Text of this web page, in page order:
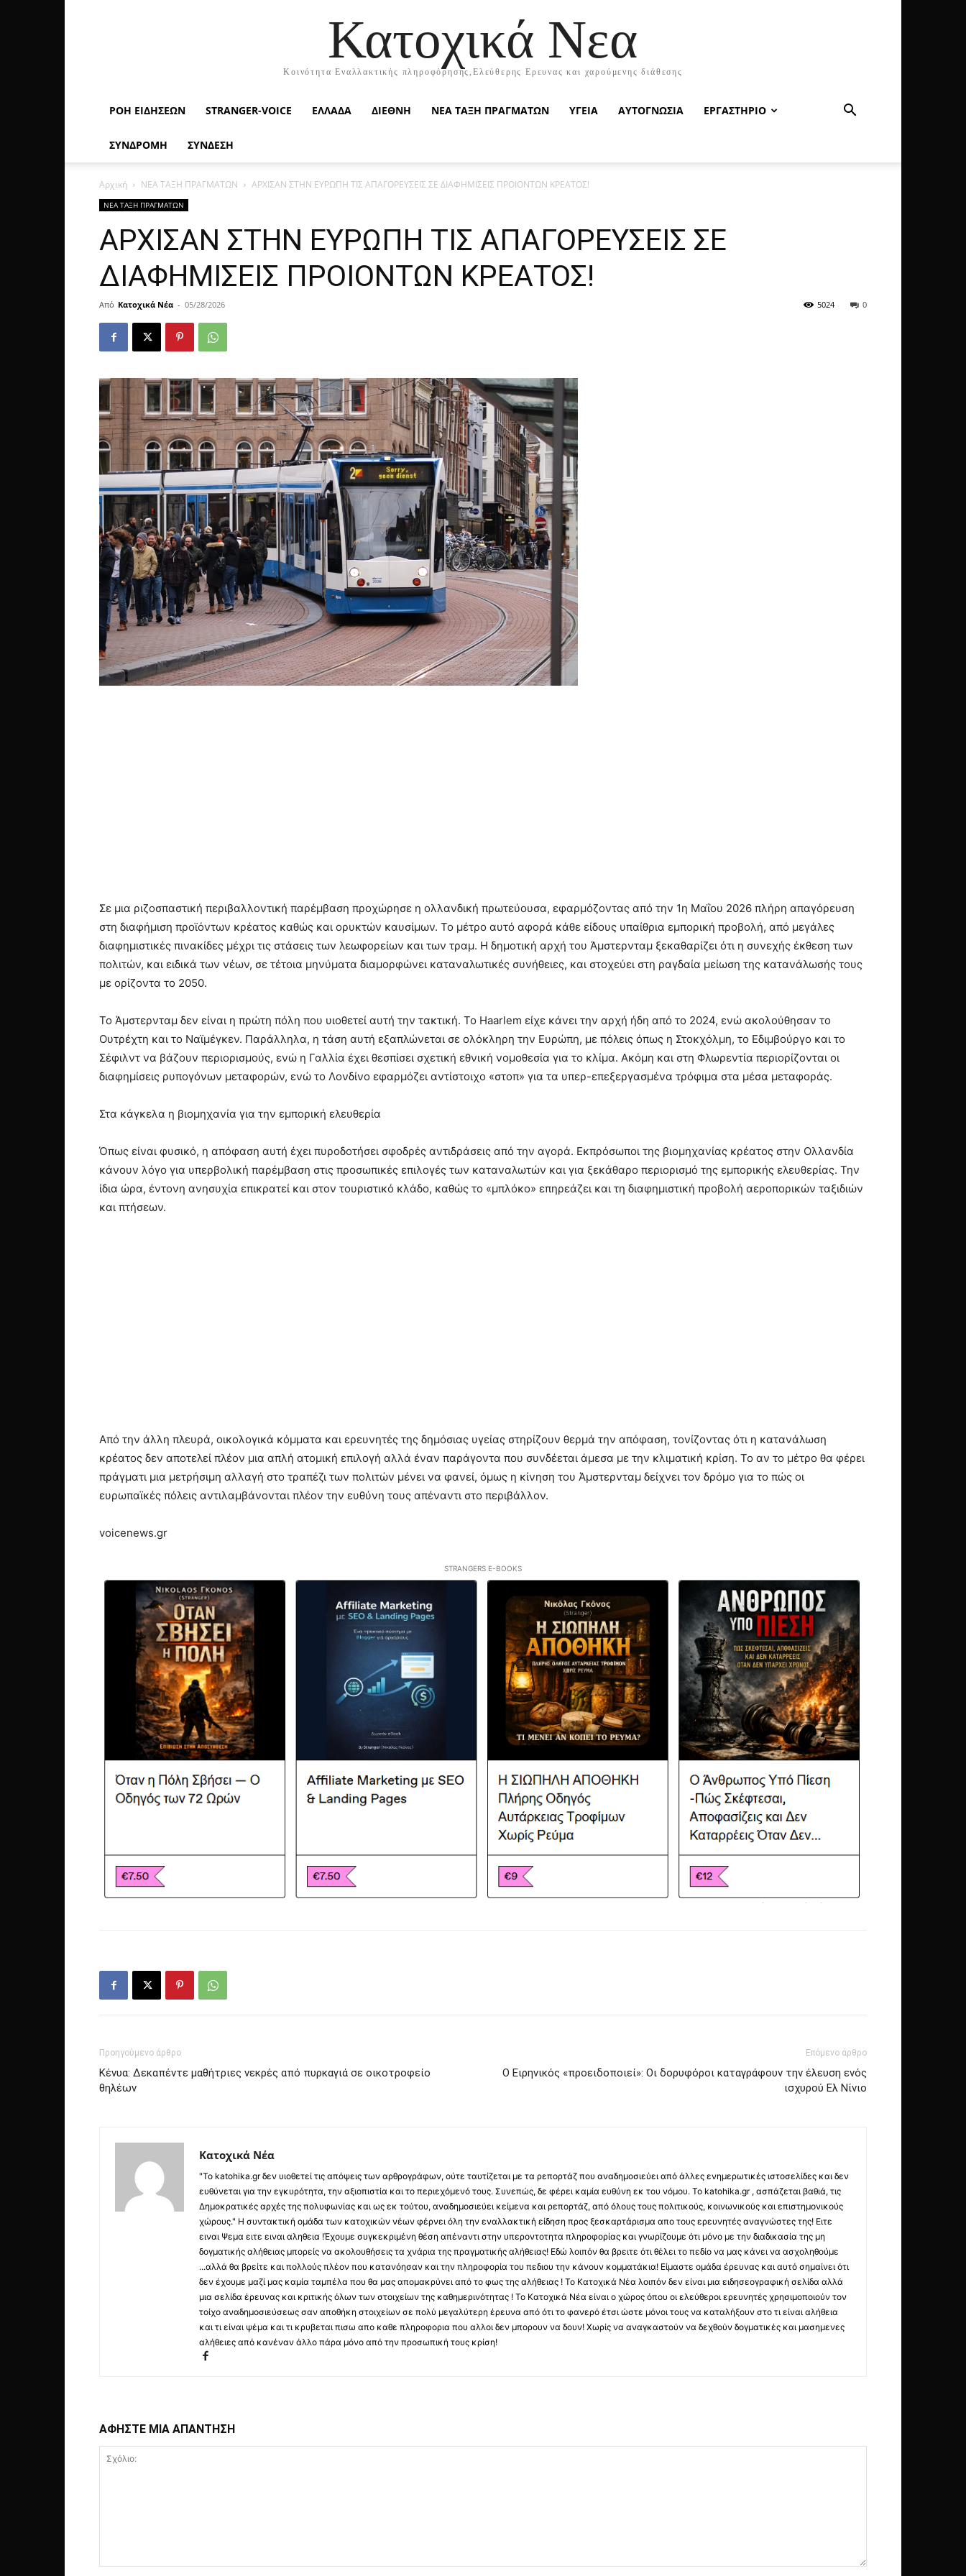
Κατοχικά Νεα
Κοινότητα Εναλλακτικής πληροφόρησης,Ελεύθερης Ερευνας και χαρούμενης διάθεσης
ΡΟΉ ΕΙΔΉΣΕΩΝ STRANGER-VOICE ΕΛΛΑΔΑ ΔΙΕΘΝΗ ΝΕΑ ΤΑΞΗ ΠΡΑΓΜΑΤΩΝ ΥΓΕΙΑ ΑΥΤΟΓΝΩΣΙΑ ΕΡΓΑΣΤΗΡΙΟ
ΣΥΝΔΡΟΜΗ ΣΥΝΔΕΣΗ
Αρχική ΝΕΑ ΤΑΞΗ ΠΡΑΓΜΑΤΩΝ ΑΡΧΙΣΑΝ ΣΤΗΝ ΕΥΡΩΠΗ ΤΙΣ ΑΠΑΓΟΡΕΥΣΕΙΣ ΣΕ ΔΙΑΦΗΜΙΣΕΙΣ ΠΡΟΙΟΝΤΩΝ ΚΡΕΑΤΟΣ!
ΝΕΑ ΤΑΞΗ ΠΡΑΓΜΑΤΩΝ
ΑΡΧΙΣΑΝ ΣΤΗΝ ΕΥΡΩΠΗ ΤΙΣ ΑΠΑΓΟΡΕΥΣΕΙΣ ΣΕ
ΔΙΑΦΗΜΙΣΕΙΣ ΠΡΟΙΟΝΤΩΝ ΚΡΕΑΤΟΣ!
Από Κατοχικά Νέα - 05/28/2026 0
5024
Σε μια ριζοσπαστική περιβαλλοντική παρέμβαση προχώρησε η ολλανδική πρωτεύουσα, εφαρμόζοντας από την 1η Μαΐου 2026 πλήρη απαγόρευση
στη διαφήμιση προϊόντων κρέατος καθώς και ορυκτών καυσίμων. Το μέτρο αυτό αφορά κάθε είδους υπαίθρια εμπορική προβολή, από μεγάλες
διαφημιστικές πινακίδες μέχρι τις στάσεις των λεωφορείων και των τραμ. Η δημοτική αρχή του Άμστερνταμ ξεκαθαρίζει ότι η συνεχής έκθεση των
πολιτών, και ειδικά των νέων, σε τέτοια μηνύματα διαμορφώνει καταναλωτικές συνήθειες, και στοχεύει στη ραγδαία μείωση της κατανάλωσής τους
με ορίζοντα το 2050.
Το Άμστερνταμ δεν είναι η πρώτη πόλη που υιοθετεί αυτή την τακτική. Το Haarlem είχε κάνει την αρχή ήδη από το 2024, ενώ ακολούθησαν το
Ουτρέχτη και το Ναϊμέγκεν. Παράλληλα, η τάση αυτή εξαπλώνεται σε ολόκληρη την Ευρώπη, με πόλεις όπως η Στοκχόλμη, το Εδιμβούργο και το
Σέφιλντ να βάζουν περιορισμούς, ενώ η Γαλλία έχει θεσπίσει σχετική εθνική νομοθεσία για το κλίμα. Ακόμη και στη Φλωρεντία περιορίζονται οι
διαφημίσεις ρυπογόνων μεταφορών, ενώ το Λονδίνο εφαρμόζει αντίστοιχο «στοπ» για τα υπερ-επεξεργασμένα τρόφιμα στα μέσα μεταφοράς.
Στα κάγκελα η βιομηχανία για την εμπορική ελευθερία
Όπως είναι φυσικό, η απόφαση αυτή έχει πυροδοτήσει σφοδρές αντιδράσεις από την αγορά. Εκπρόσωποι της βιομηχανίας κρέατος στην Ολλανδία
κάνουν λόγο για υπερβολική παρέμβαση στις προσωπικές επιλογές των καταναλωτών και για ξεκάθαρο περιορισμό της εμπορικής ελευθερίας. Την
ίδια ώρα, έντονη ανησυχία επικρατεί και στον τουριστικό κλάδο, καθώς το «μπλόκο» επηρεάζει και τη διαφημιστική προβολή αεροπορικών ταξιδιών
και πτήσεων.
Από την άλλη πλευρά, οικολογικά κόμματα και ερευνητές της δημόσιας υγείας στηρίζουν θερμά την απόφαση, τονίζοντας ότι η κατανάλωση
κρέατος δεν αποτελεί πλέον μια απλή ατομική επιλογή αλλά έναν παράγοντα που συνδέεται άμεσα με την κλιματική κρίση. Το αν το μέτρο θα φέρει
πράγματι μια μετρήσιμη αλλαγή στο τραπέζι των πολιτών μένει να φανεί, όμως η κίνηση του Άμστερνταμ δείχνει τον δρόμο για το πώς οι
ευρωπαϊκές πόλεις αντιλαμβάνονται πλέον την ευθύνη τους απέναντι στο περιβάλλον.
voicenews.gr
STRANGERS E-BOOKS
Προηγούμενο άρθρο
Κένυα: Δεκαπέντε μαθήτριες νεκρές από πυρκαγιά σε οικοτροφείο
θηλέων
Επόμενο άρθρο
Ο Ειρηνικός «προειδοποιεί»: Οι δορυφόροι καταγράφουν την έλευση ενός
ισχυρού Ελ Νίνιο
Κατοχικά Νέα
"Το katohika.gr δεν υιοθετεί τις απόψεις των αρθρογράφων, ούτε ταυτίζεται με τα ρεπορτάζ που αναδημοσιεύει από άλλες ενημερωτικές ιστοσελίδες και δεν
ευθύνεται για την εγκυρότητα, την αξιοπιστία και το περιεχόμενό τους. Συνεπώς, δε φέρει καμία ευθύνη εκ του νόμου. Το katohika.gr , ασπάζεται βαθιά, τις
Δημοκρατικές αρχές της πολυφωνίας και ως εκ τούτου, αναδημοσιεύει κείμενα και ρεπορτάζ, από όλους τους πολιτικούς, κοινωνικούς και επιστημονικούς
χώρους." Η συντακτική ομάδα των κατοχικών νέων φέρνει όλη την εναλλακτική είδηση προς ξεσκαρτάρισμα απο τους ερευνητές αναγνώστες της! Ειτε
ειναι Ψεμα ειτε ειναι αληθεια !Έχουμε συγκεκριμένη θέση απέναντι στην υπεροντοτητα πληροφορίας και γνωρίζουμε ότι μόνο με την διαδικασία της μη
δογματικής αλήθειας μπορείς να ακολουθήσεις τα χνάρια της πραγματικής αλήθειας! Εδώ λοιπόν θα βρειτε ότι θέλει το πεδίο να μας κάνει να ασχοληθούμε
...αλλά θα βρείτε και πολλούς πλέον που κατανόησαν και την πληροφορία του πεδιου την κάνουν κομματάκια! Είμαστε ομάδα έρευνας και αυτό σημαίνει ότι
δεν έχουμε μαζί μας καμία ταμπέλα που θα μας απομακρύνει από το φως της αλήθειας ! Το Κατοχικά Νέα λοιπόν δεν είναι μια ειδησεογραφική σελίδα αλλά
μια σελίδα έρευνας και κριτικής όλων των στοιχείων της καθημερινότητας ! Το Κατοχικά Νέα είναι ο χώρος όπου οι ελεύθεροι ερευνητές χρησιμοποιούν τον
τοίχο αναδημοσιεύσεως σαν αποθήκη στοιχείων σε πολύ μεγαλύτερη έρευνα από ότι το φανερό έτσι ώστε μόνοι τους να καταλήξουν στο τι είναι αλήθεια
και τι είναι ψέμα και τι κρυβεται πισω απο καθε πληροφορια που αλλοι δεν μπορουν να δουν! Χωρίς να αναγκαστούν να δεχθούν δογματικές και μασημενες
αλήθειες από κανέναν άλλο πάρα μόνο από την προσωπική τους κρίση!
ΑΦΗΣΤΕ ΜΙΑ ΑΠΑΝΤΗΣΗ